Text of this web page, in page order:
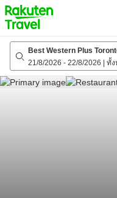
to
top
page
Best Western Plus
21/8/2026 - 22/8/2026 ทั้